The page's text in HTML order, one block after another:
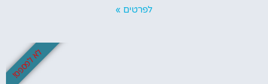
לפרטים »
לא לפספס!